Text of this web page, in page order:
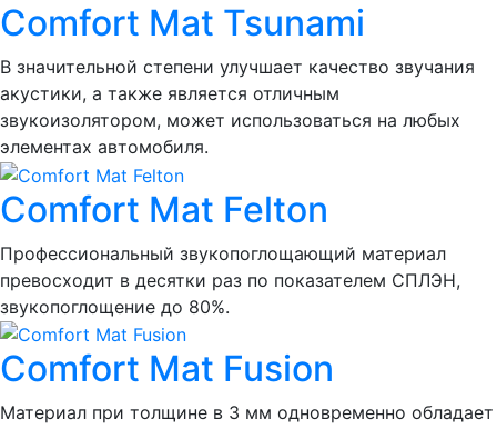
Comfort Mat Tsunami
В значительной степени улучшает качество звучания
акустики, а также является отличным
звукоизолятором, может использоваться на любых
элементах автомобиля.
Comfort Mat Felton
Профессиональный звукопоглощающий материал
превосходит в десятки раз по показателем СПЛЭН,
звукопоглощение до 80%.
Comfort Mat Fusion
Материал при толщине в 3 мм одновременно обладает